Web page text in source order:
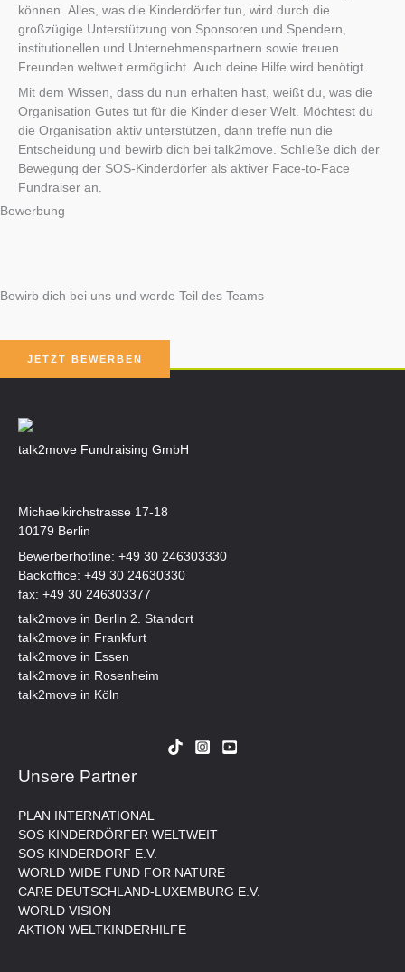
können. Alles, was die Kinderdörfer tun, wird durch die
großzügige Unterstützung von Sponsoren und Spendern,
institutionellen und Unternehmenspartnern sowie treuen
Freunden weltweit ermöglicht. Auch deine Hilfe wird benötigt.
Mit dem Wissen, dass du nun erhalten hast, weißt du, was die
Organisation Gutes tut für die Kinder dieser Welt. Möchtest du
die Organisation aktiv unterstützen, dann treffe nun die
Entscheidung und bewirb dich bei talk2move. Schließe dich der
Bewegung der SOS-Kinderdörfer als aktiver Face-to-Face
Fundraiser an.
Bewerbung
Bewirb dich bei uns und werde Teil des Teams
JETZT BEWERBEN
talk2move Fundraising GmbH
Michaelkirchstrasse 17-18
10179 Berlin
Bewerberhotline: +49 30 246303330
Backoffice: +49 30 24630330
fax: +49 30 246303377
talk2move in Berlin 2. Standort
talk2move in Frankfurt
talk2move in Essen
talk2move in Rosenheim
talk2move in Köln
Unsere Partner
PLAN INTERNATIONAL
SOS KINDERDÖRFER WELTWEIT
SOS KINDERDORF E.V.
WORLD WIDE FUND FOR NATURE
CARE DEUTSCHLAND-LUXEMBURG E.V.
WORLD VISION
AKTION WELTKINDERHILFE